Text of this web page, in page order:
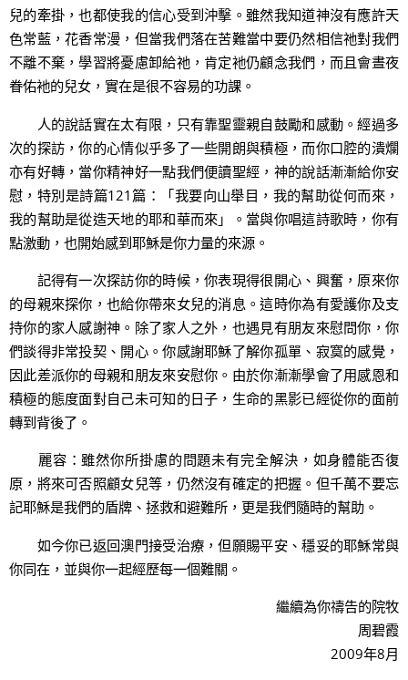
兒的牽掛，也都使我的信心受到沖擊。雖然我知道神沒有應許天
色常藍，花香常漫，但當我們落在苦難當中要仍然相信祂對我們
不離不棄，學習將憂慮卸給祂，肯定衪仍顧念我們，而且會晝夜
眷佑衪的兒女，實在是很不容易的功課。
人的說話實在太有限，只有靠聖靈親自鼓勵和感動。經過多
次的探訪，你的心情似乎多了一些開朗與積極，而你口腔的潰爛
亦有好轉，當你精神好一點我們便讀聖經，神的說話漸漸給你安
慰，特別是詩篇121篇：「我要向山舉目，我的幫助從何而來，
我的幫助是從造天地的耶和華而來」。當與你唱這詩歌時，你有
點激動，也開始感到耶穌是你力量的來源。
記得有一次探訪你的時候，你表現得很開心、興奮，原來你
的母親來探你，也給你帶來女兒的消息。這時你為有愛護你及支
持你的家人感謝神。除了家人之外，也遇見有朋友來慰問你，你
們談得非常投契、開心。你感謝耶穌了解你孤單、寂寞的感覺，
因此差派你的母親和朋友來安慰你。由於你漸漸學會了用感恩和
積極的態度面對自己未可知的日子，生命的黑影已經從你的面前
轉到背後了。
麗容：雖然你所掛慮的問題未有完全解決，如身體能否復
原，將來可否照顧女兒等，仍然沒有確定的把握。但千萬不要忘
記耶穌是我們的盾牌、拯救和避難所，更是我們隨時的幫助。
如今你已返回澳門接受治療，但願賜平安、穩妥的耶穌常與
你同在，並與你一起經歷每一個難關。
繼續為你禱告的院牧
周碧霞
2009年8月